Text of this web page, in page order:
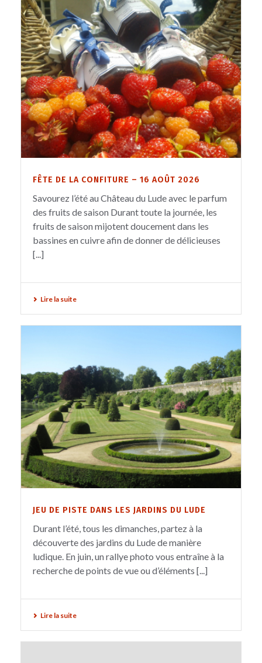
FÊTE DE LA CONFITURE – 16 AOÛT 2026
Savourez l’été au Château du Lude avec le parfum
des fruits de saison Durant toute la journée, les
fruits de saison mijotent doucement dans les
bassines en cuivre afin de donner de délicieuses
[...]
Lire la suite
JEU DE PISTE DANS LES JARDINS DU LUDE
Durant l’été, tous les dimanches, partez à la
découverte des jardins du Lude de manière
ludique. En juin, un rallye photo vous entraîne à la
recherche de points de vue ou d’éléments [...]
Lire la suite